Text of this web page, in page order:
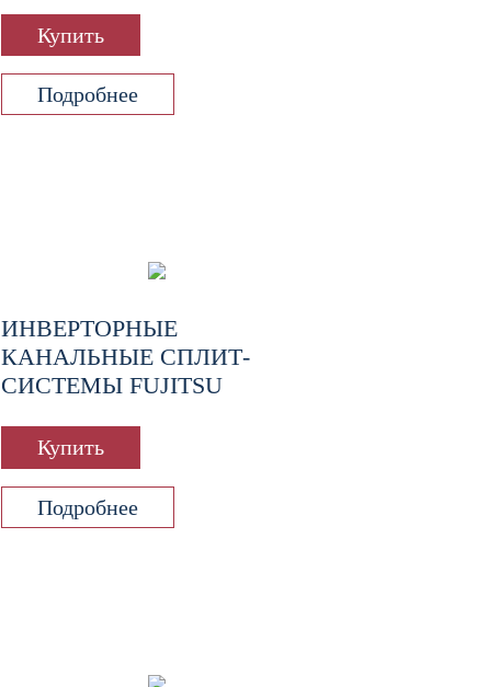
Купить
Подробнее
ИНВЕРТОРНЫЕ
КАНАЛЬНЫЕ СПЛИТ-
СИСТЕМЫ FUJITSU
Купить
Подробнее